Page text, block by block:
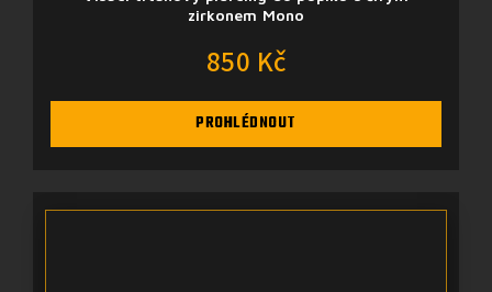
zirkonem Mono
850 Kč
PROHLÉDNOUT